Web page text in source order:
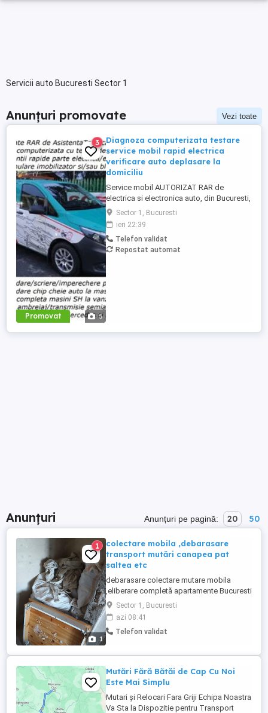
Servicii auto Bucuresti Sector 1
Anunțuri promovate Vezi toate
Promovat 5
3
Diagnoza computerizata testare
service mobil rapid electrica
verificare auto deplasare la
domiciliu
Service mobil AUTORIZAT RAR de
electrica si electronica auto, din Bucuresti,
cu activitate continua din 2003, punem la
dispozitia posesorilor utlizatorilor de
masini devenite NEDEPLASABILE pana la
o unitate service, din considerente
tehnice, servicii de asistenta tehnica auto,
Sector 1, Bucuresti
ieri 22:39
Telefon validat
Repostat automat
Anunțuri Anunțuri pe pagină: 20 50
1
1
colectare mobila ,debarasare
transport mutări canapea pat
saltea etc
debarasare colectare mutare mobila
,eliberare completă apartamente Bucuresti
Pt detalii contact telefonic
Sector 1, Bucuresti
azi 08:41
Telefon validat
Mutări Fără Bătăi de Cap Cu Noi
Este Mai Simplu
Mutari și Relocari Fara Griji Echipa Noastra
Va Sta la Dispozitie pentru Transport